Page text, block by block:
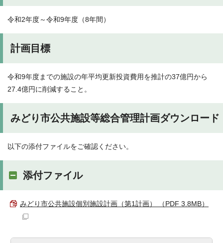
令和2年度～令和9年度（8年間）
計画目標
令和9年度までの施設の年平均更新投資費用を推計の37億円から
27.4億円に削減すること。
みどり市公共施設等総合管理計画ダウンロード
以下の添付ファイルをご確認ください。
添付ファイル
みどり市公共施設個別施設計画（第1計画） （PDF 3.8MB）